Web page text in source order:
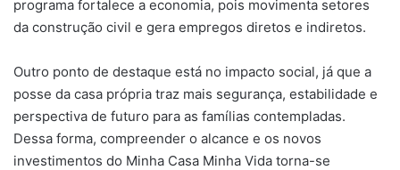
programa fortalece a economia, pois movimenta setores
da construção civil e gera empregos diretos e indiretos.
Outro ponto de destaque está no impacto social, já que a
posse da casa própria traz mais segurança, estabilidade e
perspectiva de futuro para as famílias contempladas.
Dessa forma, compreender o alcance e os novos
investimentos do Minha Casa Minha Vida torna-se